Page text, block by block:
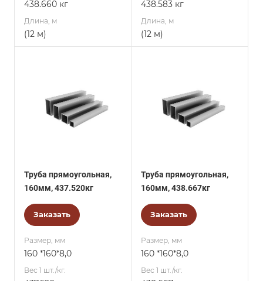
438.660 кг
Длина, м
(12 м)
438.583 кг
Длина, м
(12 м)
Труба прямоугольная,
160мм, 437.520кг
Заказать
Размер, мм
160 *160*8,0
Вес 1 шт./кг.
Труба прямоугольная,
160мм, 438.667кг
Заказать
Размер, мм
160 *160*8,0
Вес 1 шт./кг.